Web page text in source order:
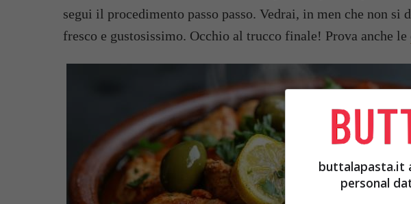
segui il procedimento passo passo. Vedrai, in men che non
fresco e gustosissimo. Occhio al trucco finale! Prova anche le
buttalapasta.it
personal